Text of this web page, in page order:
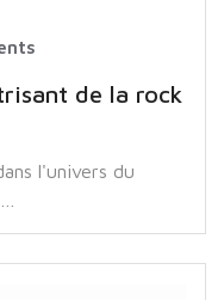
de la rock
l'univers du